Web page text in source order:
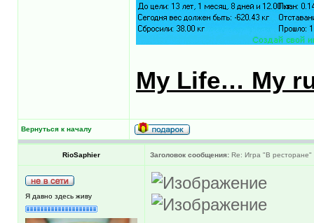
My Life… My
Вернуться к началу
RioSaphier Заголовок сообщения: Re: Игра "В ресторане"
Я давно здесь живу